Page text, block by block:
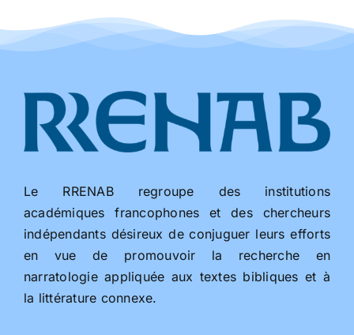
Le RRENAB regroupe des institutions
académiques francophones et des chercheurs
indépendants désireux de conjuguer leurs efforts
en vue de promouvoir la recherche en
narratologie appliquée aux textes bibliques et à
la littérature connexe.